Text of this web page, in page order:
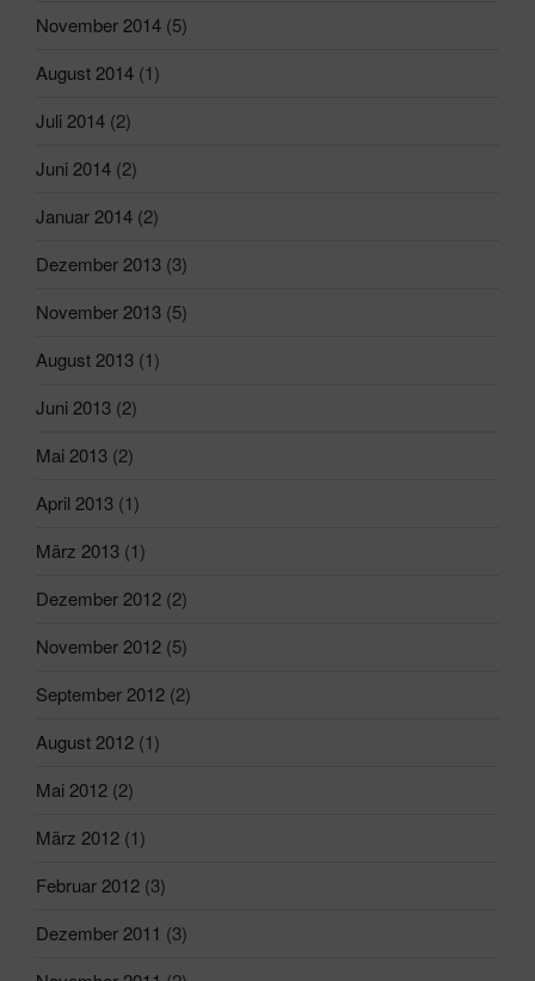
November 2014 (5)
August 2014 (1)
Juli 2014 (2)
Juni 2014 (2)
Januar 2014 (2)
Dezember 2013 (3)
November 2013 (5)
August 2013 (1)
Juni 2013 (2)
Mai 2013 (2)
April 2013 (1)
März 2013 (1)
Dezember 2012 (2)
November 2012 (5)
September 2012 (2)
August 2012 (1)
Mai 2012 (2)
März 2012 (1)
Februar 2012 (3)
Dezember 2011 (3)